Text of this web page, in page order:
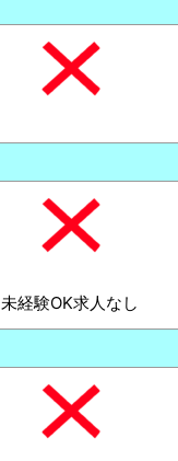
未経験OK求人なし